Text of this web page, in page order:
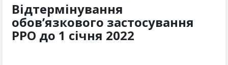
Відтермінування
обов’язкового застосування
РРО до 1 січня 2022